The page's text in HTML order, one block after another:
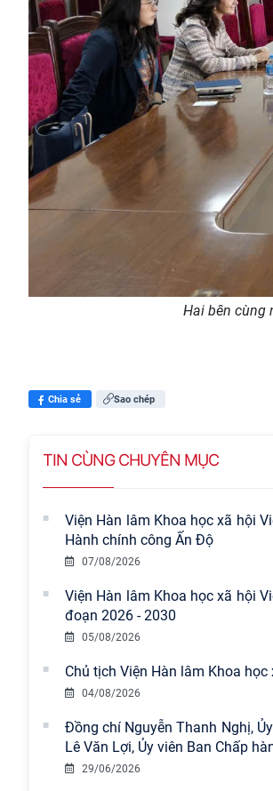
Hai bên cùng
Chia sẻ Sao chép
TIN CÙNG CHUYÊN MỤC
Viện Hàn lâm Khoa học xã hội
Hành chính công Ấn Độ
07/08/2026
Viện Hàn lâm Khoa học xã hội
đoạn 2026 - 2030
05/08/2026
Chủ tịch Viện Hàn lâm Khoa
04/08/2026
Đồng chí Nguyễn Thanh Nghị,
Lê Văn Lợi, Ủy viên Ban Chấp
29/06/2026